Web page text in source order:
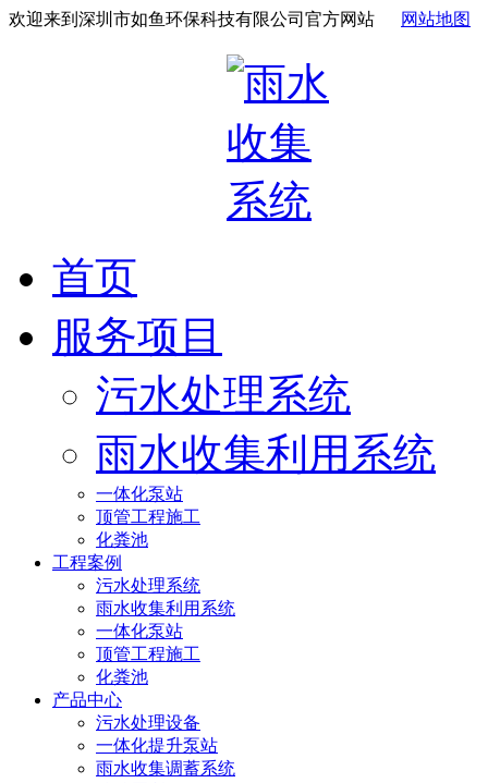
欢迎来到深圳市如鱼环保科技有限公司官方网站 网站地图
首页
服务项目
污水处理系统
雨水收集利用系统
一体化泵站
顶管工程施工
化粪池
工程案例
污水处理系统
雨水收集利用系统
一体化泵站
顶管工程施工
化粪池
产品中心
污水处理设备
一体化提升泵站
雨水收集调蓄系统